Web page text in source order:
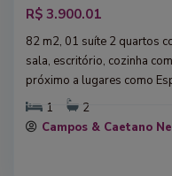
R$ 3.900.01
82 m2, 01 suíte 2 quartos
sala, escritório, cozinha
próximo a lugares como
1
2
Campos & Caetano